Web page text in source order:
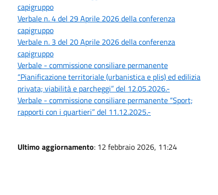
capigruppo
Verbale n. 4 del 29 Aprile 2026 della conferenza
capigruppo
Verbale n. 3 del 20 Aprile 2026 della conferenza
capigruppo
Verbale - commissione consiliare permanente
“Pianificazione territoriale (urbanistica e plis) ed edilizia
privata; viabilità e parcheggi” del 12.05.2026.-
Verbale - commissione consiliare permanente “Sport;
rapporti con i quartieri” del 11.12.2025.-
Ultimo aggiornamento: 12 febbraio 2026, 11:24